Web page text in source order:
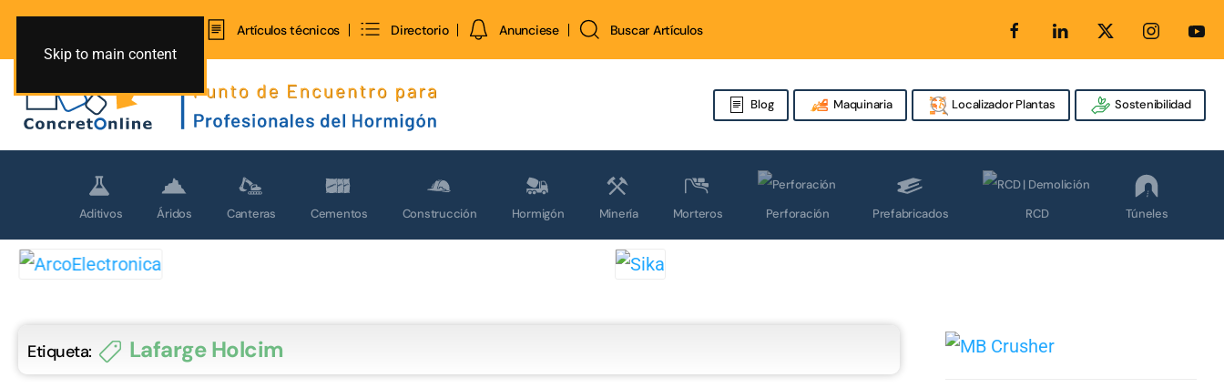
Skip to main content
Artículos técnicos Directorio Anunciese Buscar Artículos
Blog Maquinaria Localizador Plantas Sostenibilidad
Aditivos Áridos Canteras Cementos Construcción Hormigón Minería Morteros Perforación Prefabricados RCD Túneles
Etiqueta: Lafarge Holcim